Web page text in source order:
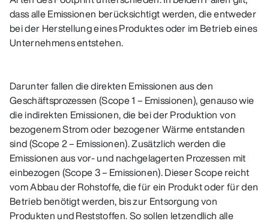
dass alle Emissionen berücksichtigt werden, die entweder
bei der Herstellung eines Produktes oder im Betrieb eines
Unternehmens entstehen.
Darunter fallen die direkten Emissionen aus den
Geschäftsprozessen (Scope 1 – Emissionen), genauso wie
die indirekten Emissionen, die bei der Produktion von
bezogenem Strom oder bezogener Wärme entstanden
sind (Scope 2 – Emissionen). Zusätzlich werden die
Emissionen aus vor- und nachgelagerten Prozessen mit
einbezogen (Scope 3 – Emissionen). Dieser Scope reicht
vom Abbau der Rohstoffe, die für ein Produkt oder für den
Betrieb benötigt werden, bis zur Entsorgung von
Produkten und Reststoffen. So sollen letzendlich alle